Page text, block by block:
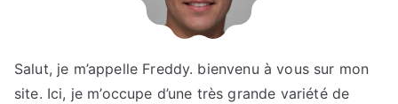
Salut, je m’appelle Freddy. bienvenu à vous sur mon
site. Ici, je m’occupe d’une très grande variété de